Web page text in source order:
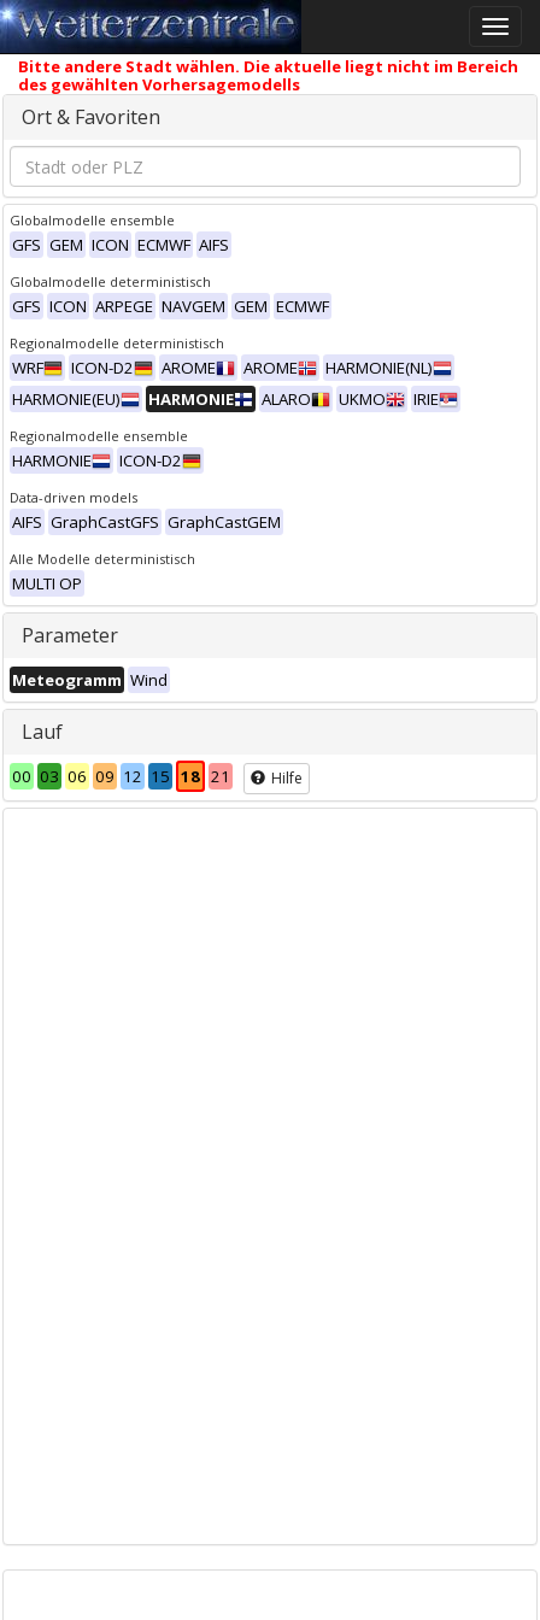
Toggle
Bitte andere Stadt wählen. Die aktuelle liegt nicht im Bereich
des gewählten Vorhersagemodells
Ort & Favoriten
Globalmodelle ensemble
GFS GEM ICON ECMWF AIFS
Globalmodelle deterministisch
GFS ICON ARPEGE NAVGEM GEM ECMWF
Regionalmodelle deterministisch
WRF ICON-D2 AROME AROME
HARMONIE(NL)
HARMONIE(EU)
HARMONIE ALARO UKMO IRIE
Regionalmodelle ensemble
HARMONIE ICON-D2
Data-driven models
AIFS GraphCastGFS GraphCastGEM
Alle Modelle deterministisch
MULTI OP
Parameter
Meteogramm Wind
Lauf
00 03 06 09 12 15 18 21 Hilfe